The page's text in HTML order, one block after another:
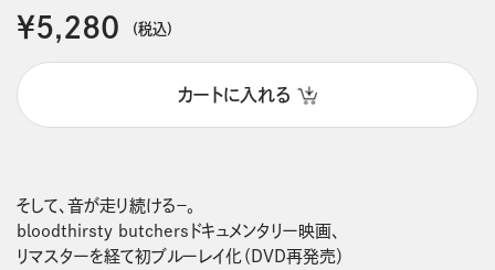
￥5,280 (税込)
カートに入れる
そして、音が走り続ける－。
bloodthirsty butchersドキュメンタリー映画、
リマスターを経て初ブルーレイ化（DVD再発売）